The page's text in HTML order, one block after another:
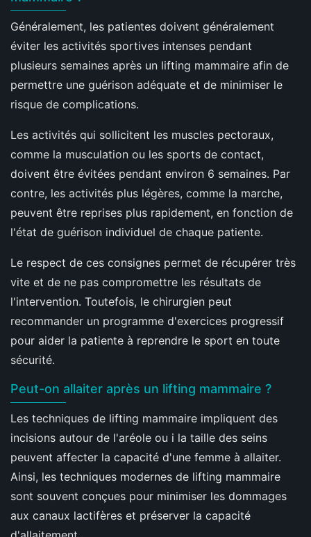
Généralement, les patientes doivent généralement
éviter les activités sportives intenses pendant
plusieurs semaines après un lifting mammaire afin de
permettre une guérison adéquate et de minimiser le
risque de complications.
Les activités qui sollicitent les muscles pectoraux,
comme la musculation ou les sports de contact,
doivent être évitées pendant environ 6 semaines. Par
contre, les activités plus légères, comme la marche,
peuvent être reprises plus rapidement, en fonction de
l'état de guérison individuel de chaque patiente.
Le respect de ces consignes permet de récupérer très
vite et de ne pas compromettre les résultats de
l'intervention. Toutefois, le chirurgien peut
recommander un programme d'exercices progressif
pour aider la patiente à reprendre le sport en toute
sécurité.
Peut-on allaiter après un lifting mammaire ?
Les techniques de lifting mammaire impliquent des
incisions autour de l'aréole ou i la taille des seins
peuvent affecter la capacité d'une femme à allaiter.
Ainsi, les techniques modernes de lifting mammaire
sont souvent conçues pour minimiser les dommages
aux canaux lactifères et préserver la capacité